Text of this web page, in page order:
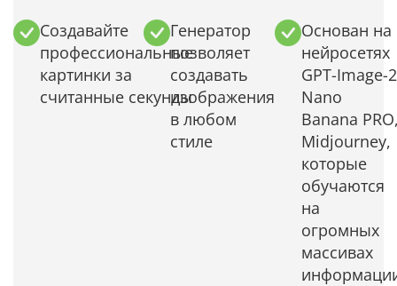
Создавайте
профессиональные
картинки за
считанные секунды
Генератор
позволяет
создавать
изображения
в любом
стиле
Основан на
нейросетях
GPT-Image-
Nano
Banana
Midjourney,
которые
обучаются
на
огромных
массивах